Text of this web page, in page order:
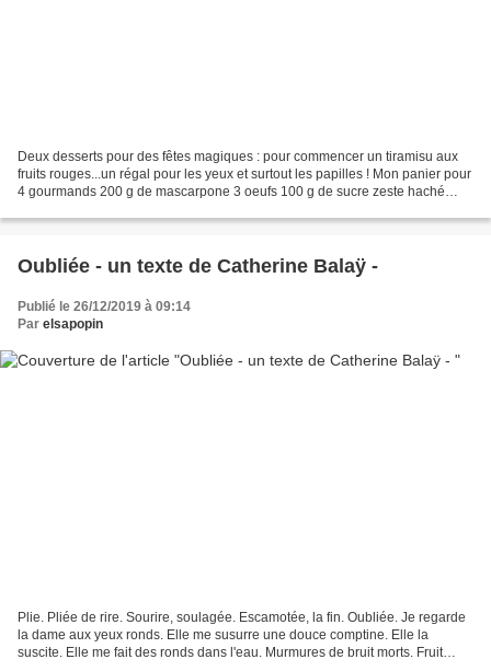
Deux desserts pour des fêtes magiques : pour commencer un tiramisu aux
fruits rouges...un régal pour les yeux et surtout les papilles ! Mon panier pour
4 gourmands 200 g de mascarpone 3 oeufs 100 g de sucre zeste haché
Oubliée - un texte de Catherine Balaÿ -
Publié le 26/12/2019 à 09:14
Par elsapopin
Plie. Pliée de rire. Sourire, soulagée. Escamotée, la fin. Oubliée. Je regarde
la dame aux yeux ronds. Elle me susurre une douce comptine. Elle la
suscite. Elle me fait des ronds dans l'eau. Murmures de bruit morts. Fruit